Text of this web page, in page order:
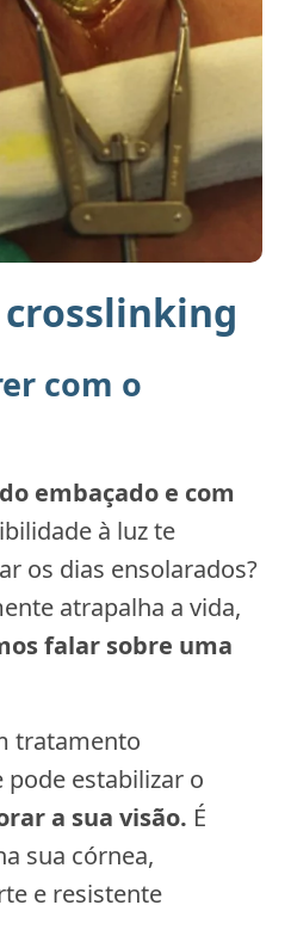
com o
embaçado e com
à luz te
os dias ensolarados?
atrapalha a vida,
falar sobre uma
tratamento
pode estabilizar o
a sua visão. É
sua córnea,
e resistente